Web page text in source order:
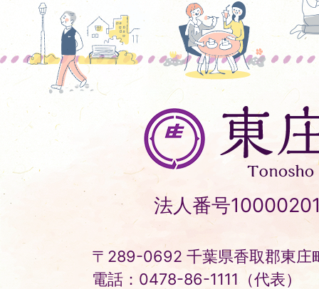
東
庄
町
Tonosho
Town
法人番号
〒289-0692 千葉県香取郡東庄
電話：0478-86-1111（代表）